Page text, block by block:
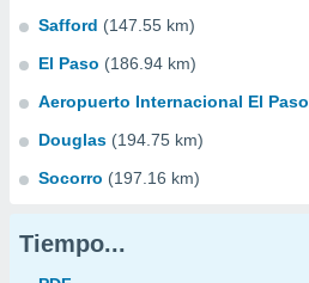
Safford (147.55 km)
El Paso (186.94 km)
Aeropuerto Internacional El Paso
Douglas (194.75 km)
Socorro (197.16 km)
Tiempo...